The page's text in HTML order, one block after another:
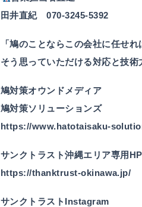
田井直紀070-3245-5392
「鳩のことならこの会社に任せれ
そう思っていただける対応と技
鳩対策オウンドメディア
鳩対策ソリューションズ
https://www.hatotaisaku-
サンクトラスト沖縄エリア専用HP
https://thanktrust-okinawa.jp/
サンクトラストInstagram